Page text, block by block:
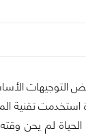
تقنية
لم يحن